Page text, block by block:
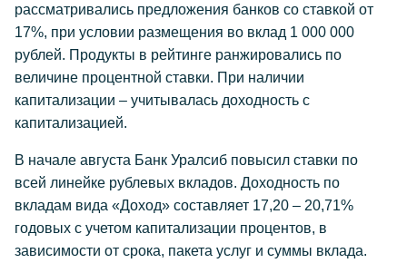
рассматривались предложения банков со ставкой от
17%, при условии размещения во вклад 1 000 000
рублей. Продукты в рейтинге ранжировались по
величине процентной ставки. При наличии
капитализации – учитывалась доходность с
капитализацией.
В начале августа Банк Уралсиб повысил ставки по
всей линейке рублевых вкладов. Доходность по
вкладам вида «Доход» составляет 17,20 – 20,71%
годовых с учетом капитализации процентов, в
зависимости от срока, пакета услуг и суммы вклада.